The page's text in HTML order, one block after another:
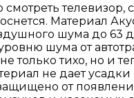
телевизор,
Материал
шума до 63
шума от
только тихо, но и
не дает
от